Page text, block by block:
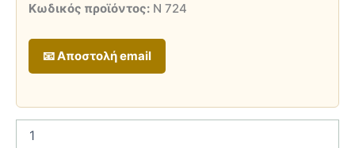
Κωδικός προϊόντος: Ν 724
📧 Αποστολή email
ΚΩΝΣΤΑΝΤΙΝΑΤΟ